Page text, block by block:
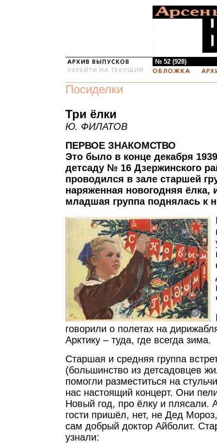
№ 52 (928)
Посиделки
Три ёлки
Ю. ФИЛАТОВ
ПЕРВОЕ ЗНАКОМСТВО
Это было в конце декабря
детсаду № 16 Дзержинского
проводился в зале старшей
наряженная новогодняя ёлка,
младшая группа поднялась к
говорили о полетах на
Арктику – туда, где всегда зима.
Старшая и средняя группа
(большинство из детсадовцев
помогли разместиться на
нас настоящий концерт. Они
Новый год, про ёлку и плясали.
гости пришёл, нет, не Дед
сам добрый доктор Айболит.
узнали: